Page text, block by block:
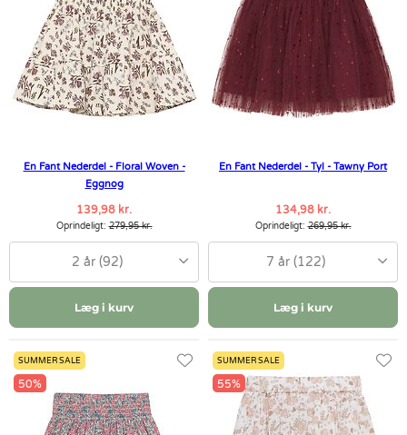
En Fant Nederdel - Floral Woven -
Eggnog
139,98 kr.
Oprindeligt:279,95 kr.
2 år (92)
Læg i kurv
En Fant Nederdel - Tyl - Tawny Port
134,98 kr.
Oprindeligt:269,95 kr.
7 år (122)
Læg i kurv
SUMMER SALE
50%
SUMMER SALE
55%